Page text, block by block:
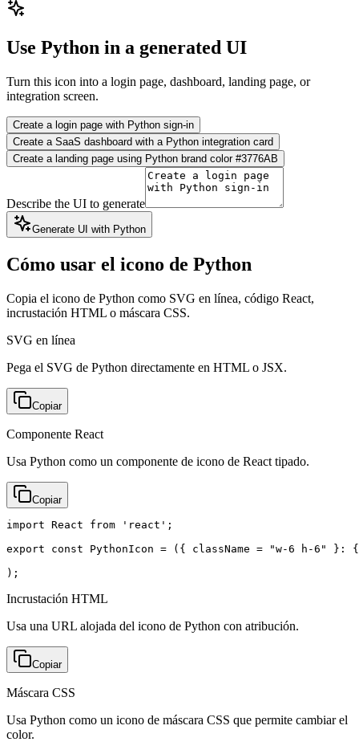
Use Python in a generated UI
Turn this icon into a login page, dashboard, landing page, or
integration screen.
Create a login page with Python sign-in
Create a SaaS dashboard with a Python integration card
Create a landing page using Python brand color #3776AB
Describe the UI to generate
Generate UI with Python
Cómo usar el icono de Python
Copia el icono de Python como SVG en línea, código React,
incrustación HTML o máscara CSS.
SVG en línea
Pega el SVG de Python directamente en HTML o JSX.
Copiar
Componente React
Usa Python como un componente de icono de React tipado.
Copiar
import React from 'react';
export const PythonIcon = ({ className = "w-6 h-6" }:
);
Incrustación HTML
Usa una URL alojada del icono de Python con atribución.
Copiar
Máscara CSS
Usa Python como un icono de máscara CSS que permite cambiar el
color.